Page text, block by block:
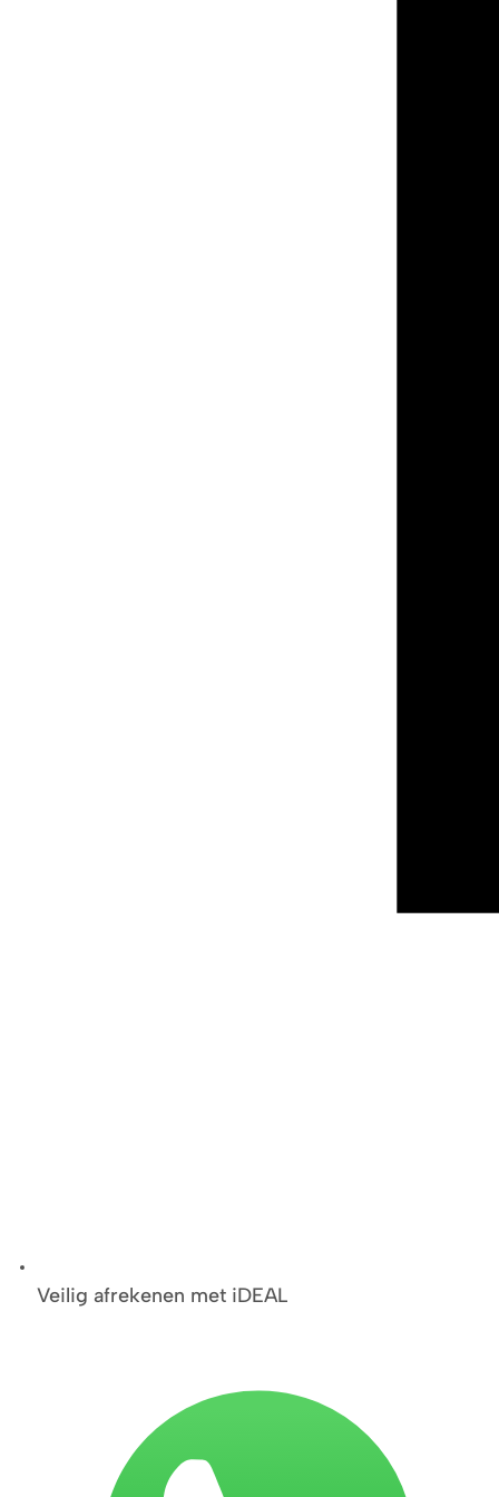
Veilig afrekenen met iDEAL